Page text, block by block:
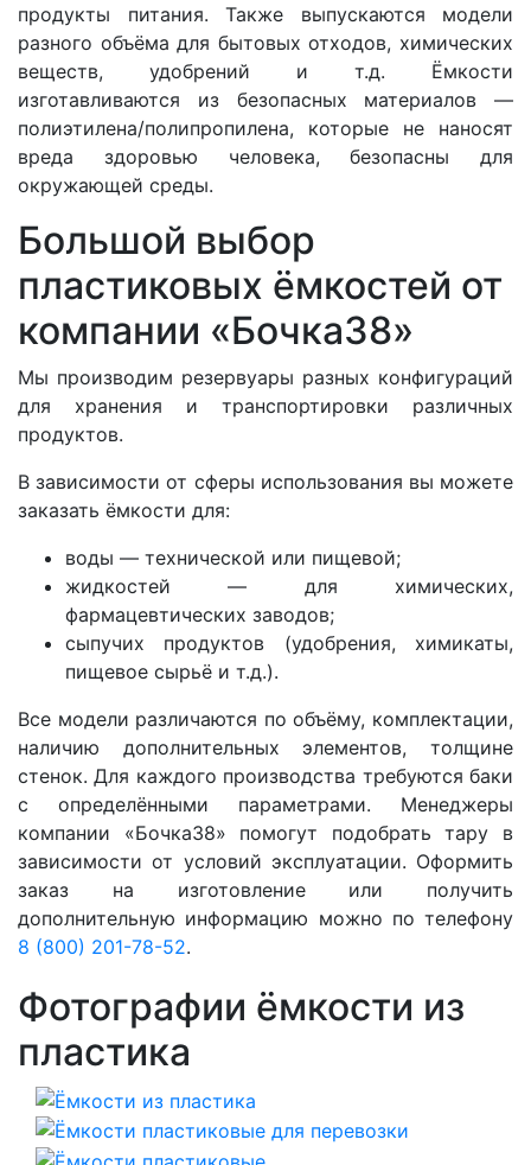
продукты питания. Также выпускаются модели
разного объёма для бытовых отходов, химических
веществ, удобрений и т.д. Ёмкости
изготавливаются из безопасных материалов —
полиэтилена/полипропилена, которые не наносят
вреда здоровью человека, безопасны для
окружающей среды.
Большой выбор
пластиковых ёмкостей от
компании «Бочка38»
Мы производим резервуары разных конфигураций
для хранения и транспортировки различных
продуктов.
В зависимости от сферы использования вы можете
заказать ёмкости для:
воды — технической или пищевой;
жидкостей — для химических,
фармацевтических заводов;
сыпучих продуктов (удобрения, химикаты,
пищевое сырьё и т.д.).
Все модели различаются по объёму, комплектации,
наличию дополнительных элементов, толщине
стенок. Для каждого производства требуются баки
с определёнными параметрами. Менеджеры
компании «Бочка38» помогут подобрать тару в
зависимости от условий эксплуатации. Оформить
заказ на изготовление или получить
дополнительную информацию можно по телефону
8 (800) 201-78-52.
Фотографии ёмкости из
пластика